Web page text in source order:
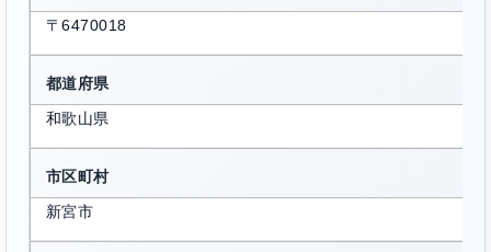
〒6470018
都道府県
和歌山県
市区町村
新宮市